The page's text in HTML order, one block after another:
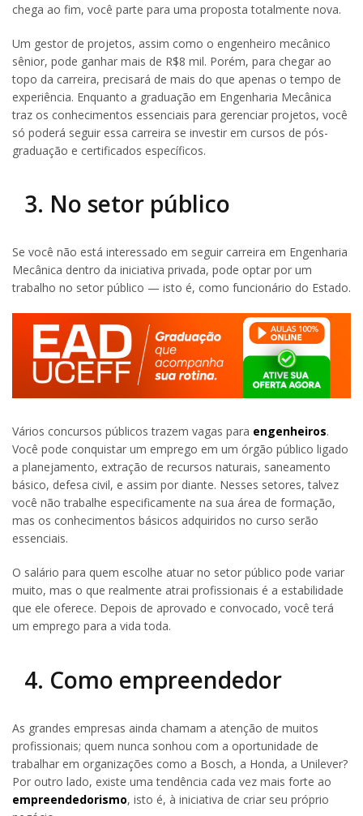
chega ao fim, você parte para uma proposta totalmente nova.
Um gestor de projetos, assim como o engenheiro mecânico
sênior, pode ganhar mais de R$8 mil. Porém, para chegar ao
topo da carreira, precisará de mais do que apenas o tempo de
experiência. Enquanto a graduação em Engenharia Mecânica
traz os conhecimentos essenciais para gerenciar projetos, você
só poderá seguir essa carreira se investir em cursos de pós-
graduação e certificados específicos.
3. No setor público
Se você não está interessado em seguir carreira em Engenharia
Mecânica dentro da iniciativa privada, pode optar por um
trabalho no setor público — isto é, como funcionário do Estado.
Vários concursos públicos trazem vagas para engenheiros.
Você pode conquistar um emprego em um órgão público ligado
a planejamento, extração de recursos naturais, saneamento
básico, defesa civil, e assim por diante. Nesses setores, talvez
você não trabalhe especificamente na sua área de formação,
mas os conhecimentos básicos adquiridos no curso serão
essenciais.
O salário para quem escolhe atuar no setor público pode variar
muito, mas o que realmente atrai profissionais é a estabilidade
que ele oferece. Depois de aprovado e convocado, você terá
um emprego para a vida toda.
4. Como empreendedor
As grandes empresas ainda chamam a atenção de muitos
profissionais; quem nunca sonhou com a oportunidade de
trabalhar em organizações como a Bosch, a Honda, a Unilever?
Por outro lado, existe uma tendência cada vez mais forte ao
empreendedorismo, isto é, à iniciativa de criar seu próprio